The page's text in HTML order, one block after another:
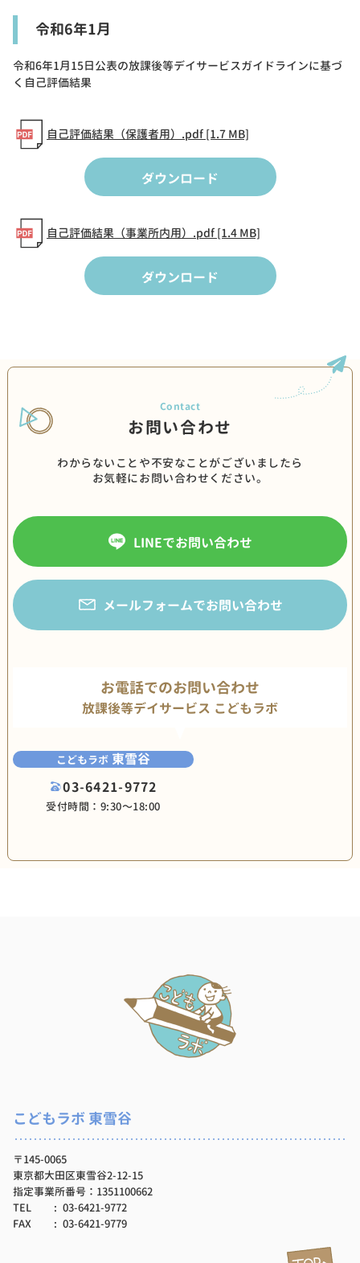
令和6年1月
令和6年1月15日公表の放課後等デイサービスガイドラインに基づ
く自己評価結果
自己評価結果（保護者用）.pdf [1.7 MB]
ダウンロード
自己評価結果（事業所内用）.pdf [1.4 MB]
ダウンロード
お問い合わせ
わからないことや不安なことがございましたら
お気軽にお問い合わせください。
LINEでお問い合わせ
メールフォームでお問い合わせ
お電話でのお問い合わせ
放課後等デイサービス こどもラボ
こどもラボ 東雪谷
03-6421-9772
受付時間：9:30〜18:00
こどもラボ 東雪谷
〒145-0065
東京都大田区東雪谷2-12-15
指定事業所番号：1351100662
TEL
03-6421-9772
FAX
03-6421-9779